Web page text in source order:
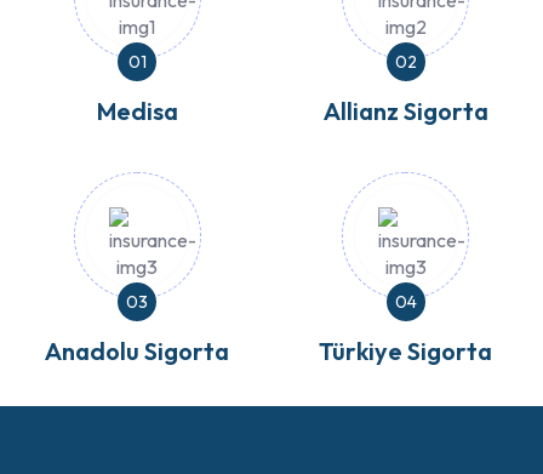
01
Medisa
02
Allianz Sigorta
03
Anadolu Sigorta
04
Türkiye Sigorta